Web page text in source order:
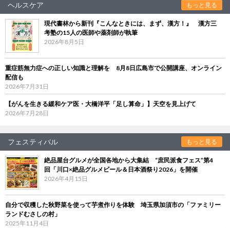
ヘルスケア もっと見る
現代書林から新刊『こんなときには、まず、漢方！』 漢方三
考塾の15人の医師や薬剤師が執筆
2026年8月5日
重症筋無力症への正しい知識と理解を 8月8日広島市で公開講座、オンライン
配信も
2026年7月31日
【がんを生きる緩和ケア医・大橋洋平「足し算命」】天空を見上げて
2026年7月28日
フェスティバル もっと見る
絶品屋台グルメが全国各地から大集結 “庶民派食フェス”第4
回「川口×絶品グルメビール＆日本酒祭り2026」を開催
2026年4月15日
自分で収穫した秋野菜を使って芋煮作りを体験 埼玉県加須市の「ファミリー
ランドむさしの村」
2025年11月4日